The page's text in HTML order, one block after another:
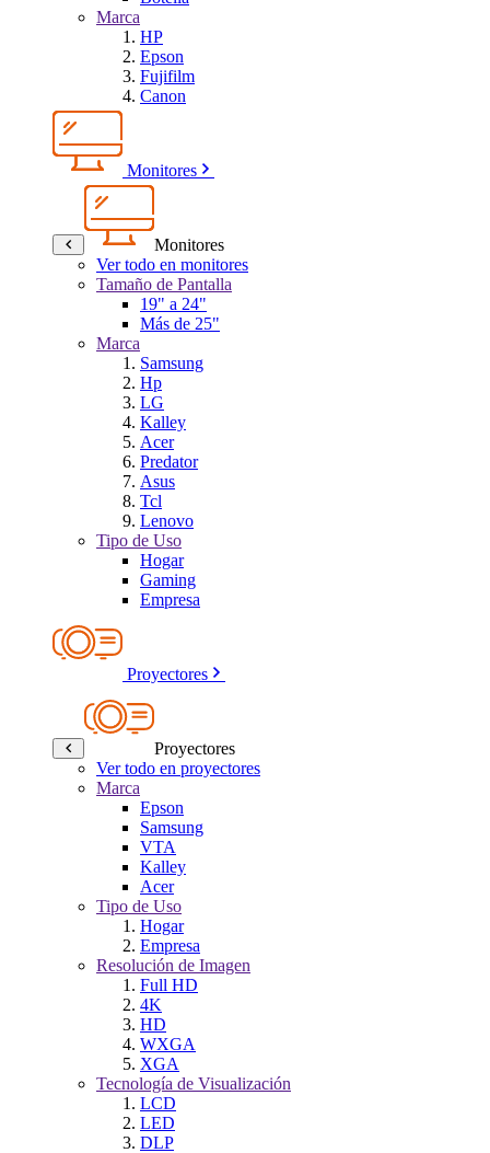
Marca
HP
Epson
Fujifilm
Canon
Monitores
Monitores
Ver todo en monitores
Tamaño de Pantalla
19" a 24"
Más de 25"
Marca
Samsung
Hp
LG
Kalley
Acer
Predator
Asus
Tcl
Lenovo
Tipo de Uso
Hogar
Gaming
Empresa
Proyectores
Proyectores
Ver todo en proyectores
Marca
Epson
Samsung
VTA
Kalley
Acer
Tipo de Uso
Hogar
Empresa
Resolución de Imagen
Full HD
4K
HD
WXGA
XGA
Tecnología de Visualización
LCD
LED
DLP